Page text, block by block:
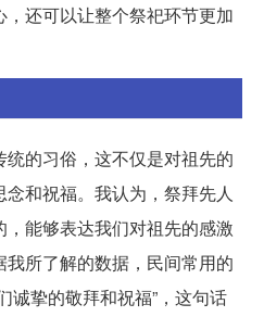
还可以让整个祭祀环节更加
的习俗，这不仅是对祖先的
和祝福。我认为，祭拜先人
能够表达我们对祖先的感激
所了解的数据，民间常用的
诚挚的敬拜和祝福”，这句话